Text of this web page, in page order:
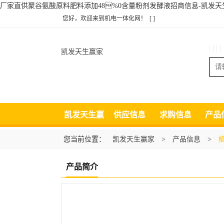
厂家直供聚谷氨酸原料肥料添加48%0含量粉剂发酵液招商信息-凯发天
您好，欢迎来到机电一体化网！ [ ]
凯发天生赢家
凯发天生赢
家
供应信息 求购信息 产品
您当前位置： 凯发天生赢家 > 产品信息 >
产品简介